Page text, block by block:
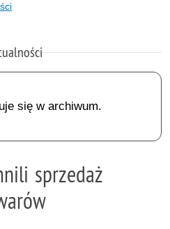
się w archiwum.
sprzedaż